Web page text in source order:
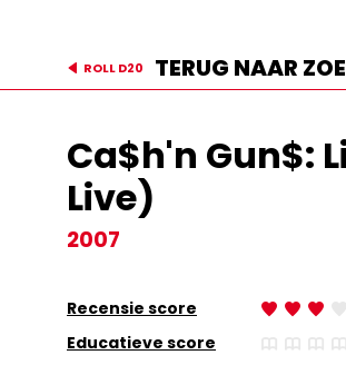
ROLL D20 TERUG NAAR
Ca$h'n Gun$:
Live)
2007
Recensie score
Educatieve score